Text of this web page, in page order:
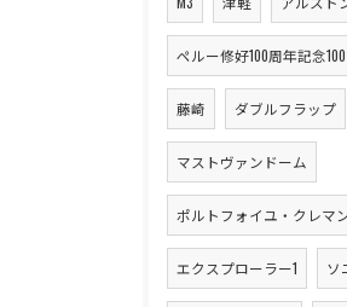
ペルー修好100周年記念
藤崎 ダブルフラップ
マストヴァンドーム
ポルトフォイユ・クレマ
エクスプローラー1 ソ